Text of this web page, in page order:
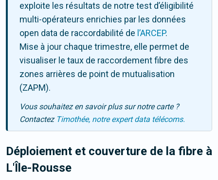
exploite les résultats de notre test d’éligibilité
multi-opérateurs enrichies par les données
open data de raccordabilité de l’ARCEP.
Mise à jour chaque trimestre, elle permet de
visualiser le taux de raccordement fibre des
zones arrières de point de mutualisation
(ZAPM).
Vous souhaitez en savoir plus sur notre carte ?
Contactez Timothée, notre expert data télécoms.
Déploiement et couverture de la fibre à
L'Île-Rousse